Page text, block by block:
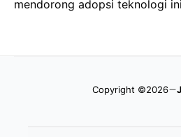
mendorong adopsi teknologi
Copyright ©2026